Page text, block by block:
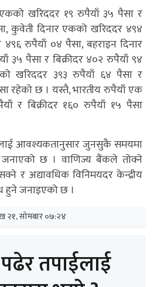
खरिददर १९ रुपैयाँ ३५ पैसा र
कुवेती दिनार एकको खरिददर ४९४
४९६ रुपैयाँ ०४ पैसा, बहराइन दिनार
३५ पैसा र बिक्रीदर ४०२ रुपैयाँ ९४
खरिददर ३९३ रुपैयाँ ६४ पैसा र
रहेको छ । यस्तै, भारतीय रुपैयाँ एक
र बिक्रीदर १६० रुपैयाँ १५ पैसा
आवश्यकतानुसार जुनसुकै समयमा
छ । वाणिज्य बैंकले तोक्ने
र अद्यावधिक विनिमयदर केन्द्रीय
हुने जनाइएको छ ।
२१, सोमबार ०७:२४
तपाईलाई